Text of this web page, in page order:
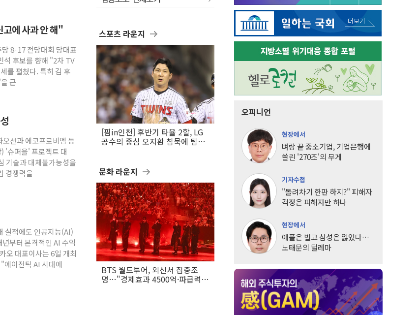
에 사과 안 해"
8·17 전당대회 당대표
석 후보를 향해 "2차 TV
를 펼쳤다. 특히 김 후
근
션과 에코프로비엠 등
'슈퍼을' 프로젝트 대
기술과 대체불가능성을
경쟁력을
실적에도 인공지능(AI)
부터 본격적인 AI 수익
오 대표이사는 6일 개최
에이전틱 AI 시대에
스포츠 라운지
[핌in인천] 후반기 타율 2할, LG
공수의 중심 오지환 침묵에 팀도
문화 라운지
BTS 월드투어, 외신서 집중조
명…"경제효과 4500억·파급력
오피니언
현장에서
벼랑 끝 중소기업, 기업은행에
쏠린 '270조'의 무게
기자수첩
"돌려차기 한판 하지?" 피해자
걱정은 피해자만 하나
현장에서
애플은 벌고 삼성은 잃었다…
노태문의 딜레마